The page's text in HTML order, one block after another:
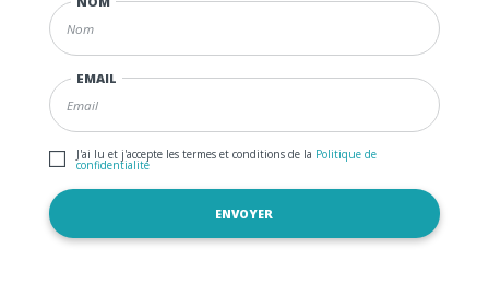
EMAIL
J'ai lu et j'accepte les termes et conditions de la Politique de
confidentialité